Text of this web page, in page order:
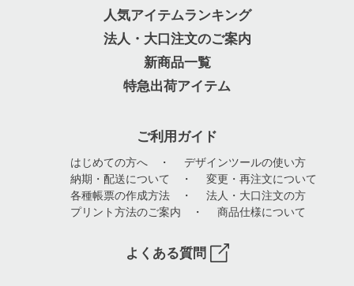
人気アイテムランキング
法人・大口注文のご案内
新商品一覧
特急出荷アイテム
ご利用ガイド
はじめての方へ ・ デザインツールの使い方
納期・配送について
・ 変更・再注文について
各種帳票の作成方法 ・ 法人・大口注文の方
プリント方法のご案内 ・ 商品仕様について
よくある質問